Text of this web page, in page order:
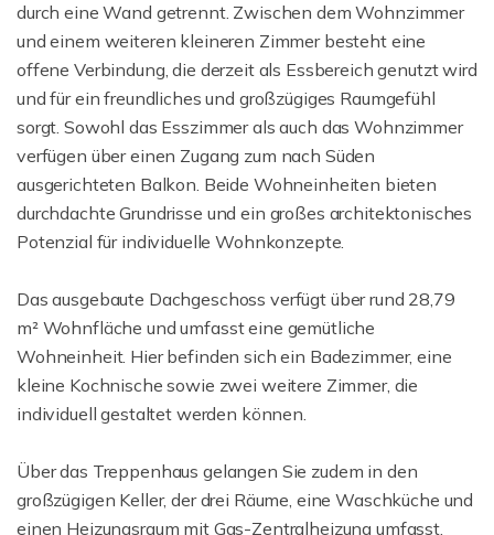
durch eine Wand getrennt. Zwischen dem Wohnzimmer
und einem weiteren kleineren Zimmer besteht eine
offene Verbindung, die derzeit als Essbereich genutzt wird
und für ein freundliches und großzügiges Raumgefühl
sorgt. Sowohl das Esszimmer als auch das Wohnzimmer
verfügen über einen Zugang zum nach Süden
ausgerichteten Balkon. Beide Wohneinheiten bieten
durchdachte Grundrisse und ein großes architektonisches
Potenzial für individuelle Wohnkonzepte.
Das ausgebaute Dachgeschoss verfügt über rund 28,79
m² Wohnfläche und umfasst eine gemütliche
Wohneinheit. Hier befinden sich ein Badezimmer, eine
kleine Kochnische sowie zwei weitere Zimmer, die
individuell gestaltet werden können.
Über das Treppenhaus gelangen Sie zudem in den
großzügigen Keller, der drei Räume, eine Waschküche und
einen Heizungsraum mit Gas-Zentralheizung umfasst.